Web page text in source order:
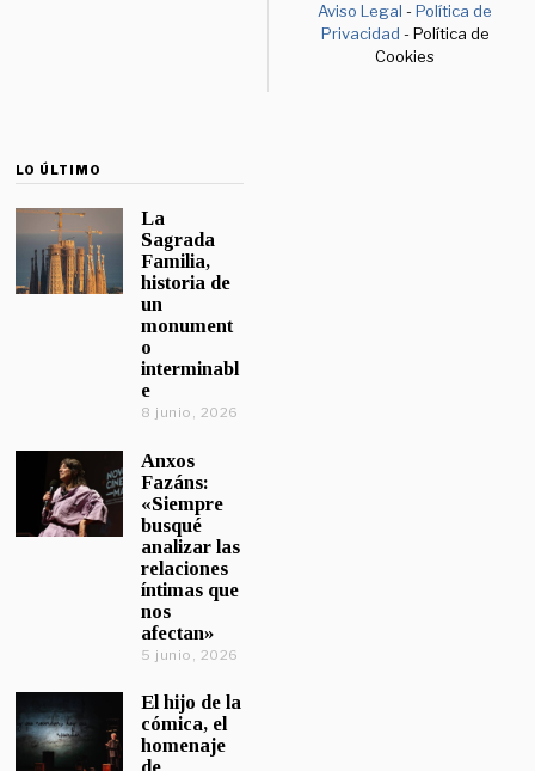
Aviso Legal -Política de
Privacidad - Política de
Cookies
LO ÚLTIMO
La
Sagrada
Familia,
historia de
un
monument
o
interminabl
e
8 junio, 2026
Anxos
Fazáns:
«Siempre
busqué
analizar las
relaciones
íntimas que
nos
afectan»
5 junio, 2026
El hijo de la
cómica, el
homenaje